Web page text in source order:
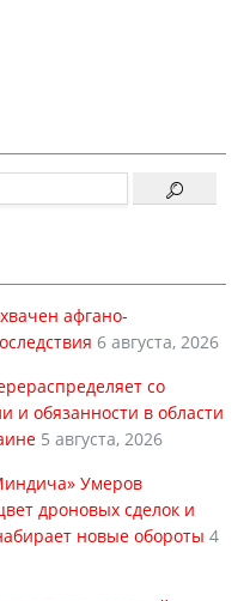
афгано-
6 августа, 2026
со
и обязанности в области
5 августа, 2026
Умеров
дроновых сделок и
новые обороты 4